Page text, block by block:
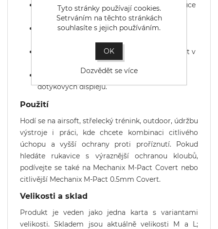
prodyšný TrekDry materiál pomáhá držet ruce
v komfortu,
strečová manžeta FastFit umožňuje rychlé
zesílený palec a ukazováček zvyšují životnost v
namáhaných místech,
syntetická dlaň podporuje ovládání
dotykových displejů.
Použití
Hodí se na airsoft, střelecký trénink, outdoor, údržbu
výstroje i práci, kde chcete kombinaci citlivého
úchopu a vyšší ochrany proti proříznutí. Pokud
hledáte rukavice s výraznější ochranou kloubů,
podívejte se také na Mechanix M-Pact Covert nebo
citlivější Mechanix M-Pact 0.5mm Covert.
Velikosti a sklad
Produkt je veden jako jedna karta s variantami
velikosti. Skladem jsou aktuálně velikosti M a L;
Tyto stránky používají cookies.
Setrváním na těchto stránkách
souhlasíte s jejich používáním.
OK
Dozvědět se více